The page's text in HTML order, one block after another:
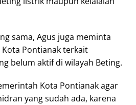
sama, Agus juga meminta
Pontianak terkait
belum aktif di wilayah Beting.
Kota Pontianak agar
yang sudah ada, karena